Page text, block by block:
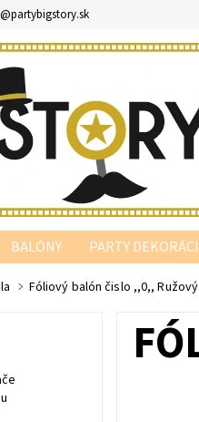
@partybigstory.sk
BALÓNY PARTY
Fóliový balón čislo ,,0,,